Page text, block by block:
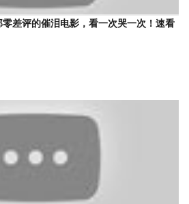
零差评的催泪电影，看一次哭一次！速看